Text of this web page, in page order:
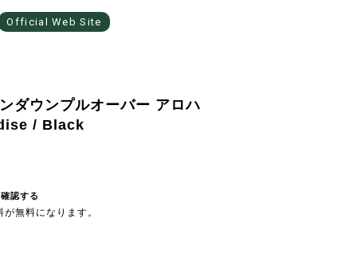
Official Web Site
ダウンプルオーバー アロハ
/ Black
認する
無料になります。